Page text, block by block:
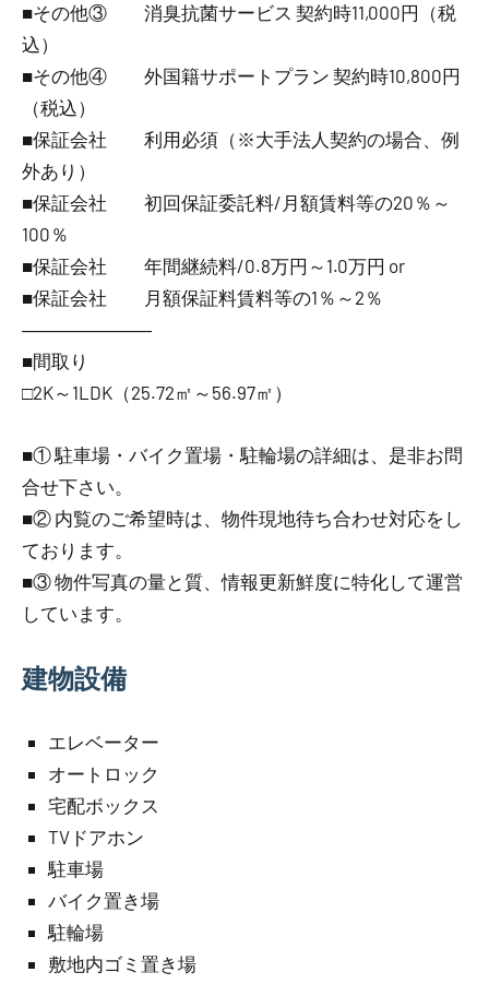
■その他③ 消臭抗菌サービス 契約時11,000円（税
込）
■その他④ 外国籍サポートプラン 契約時10,800円
（税込）
■保証会社 利用必須（※大手法人契約の場合、例
外あり）
■保証会社 初回保証委託料/月額賃料等の20％～
100％
■保証会社 年間継続料/0.8万円～1.0万円 or
■保証会社 月額保証料賃料等の1％～2％
―――――――
■間取り
□2K～1LDK（25.72㎡～56.97㎡）
■① 駐車場・バイク置場・駐輪場の詳細は、是非お問
合せ下さい。
■② 内覧のご希望時は、物件現地待ち合わせ対応をし
ております。
■③ 物件写真の量と質、情報更新鮮度に特化して運営
しています。
建物設備
エレベーター
オートロック
宅配ボックス
TVドアホン
駐車場
バイク置き場
駐輪場
敷地内ゴミ置き場